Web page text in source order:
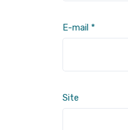
E-mail *
Site